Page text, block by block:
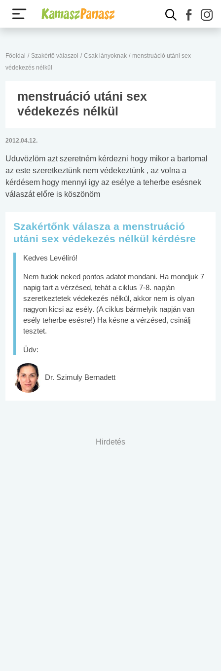
Főoldal / Szakértő válaszol / Csak lányoknak / menstruáció utáni sex
védekezés nélkül
menstruáció utáni sex
védekezés nélkül
2012.04.12.
Uduvözlöm azt szeretném kérdezni hogy mikor a bartomal
az este szeretkeztünk nem védekeztünk , az volna a
kérdésem hogy mennyi igy az esélye a teherbe esésnek
válaszát előre is köszönöm
Szakértőnk válasza a menstruáció
utáni sex védekezés nélkül kérdésre
Kedves Levélíró!
Nem tudok neked pontos adatot mondani. Ha mondjuk 7
napig tart a vérzésed, tehát a ciklus 7-8. napján
szeretkeztetek védekezés nélkül, akkor nem is olyan
nagyon kicsi az esély. (A ciklus bármelyik napján van
esély teherbe esésre!) Ha késne a vérzésed, csinálj
tesztet.
Üdv:
Dr. Szimuly Bernadett
Hirdetés